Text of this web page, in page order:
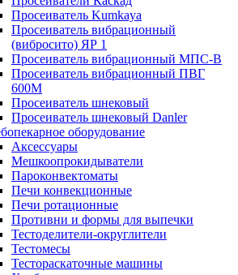
Просеиватель Kumkaya
Просеиватель вибрационный
(вибросито) ЯР 1
Просеиватель вибрационный МПС-В
Просеиватель вибрационный ПВГ
600М
Просеиватель шнековый
Просеиватель шнековый Danler
оборудование
Аксессуары
Мешкоопрокидыватели
Пароконвектоматы
Печи конвекционные
Печи ротационные
Противни и формы для выпечки
Тестоделители-округлители
Тестомесы
Тестораскаточные машины